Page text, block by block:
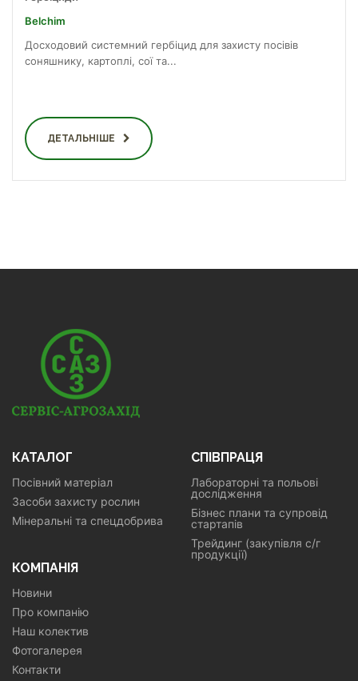
Belchim
Досходовий системний гербіцид для захисту посівів
соняшнику, картоплі, сої та...
ДЕТАЛЬНІШЕ
КАТАЛОГ
Посівний матеріал
Засоби захисту рослин
Мінеральні та спецдобрива
СПІВПРАЦЯ
Лабораторні та польові
дослідження
Бізнес плани та супровід
стартапів
Трейдинг (закупівля с/г
продукції)
КОМПАНІЯ
Новини
Про компанію
Наш колектив
Фотогалерея
Контакти